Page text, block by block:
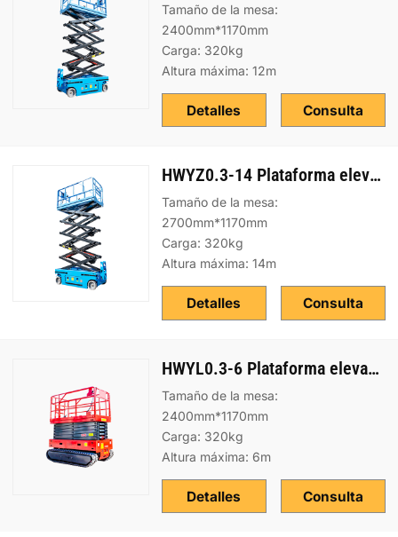
Tamaño de la mesa:
2400mm*1170mm
Carga: 320kg
Altura máxima: 12m
Consulta
Detalles
HWYZ0.3-14 Plataforma elevadora sobre ruedas
Tamaño de la mesa:
2700mm*1170mm
Carga: 320kg
Altura máxima: 14m
Consulta
Detalles
HWYL0.3-6 Plataforma elevadora sobre orugas
Tamaño de la mesa:
2400mm*1170mm
Carga: 320kg
Altura máxima: 6m
Consulta
Detalles